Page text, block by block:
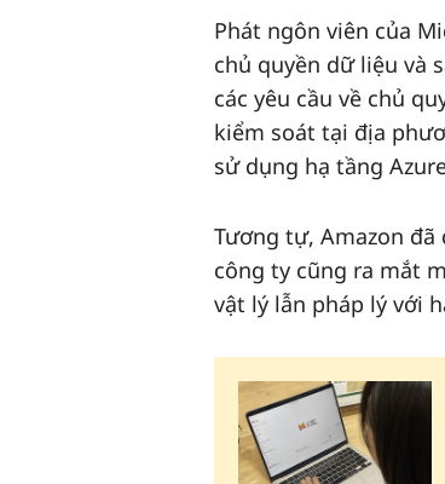
Phát ngôn viên của
chủ quyền dữ liệu và
các yêu cầu về chủ
kiểm soát tại địa
sử dụng hạ tầng
Tương tự, Amazon
công ty cũng ra mắt
vật lý lẫn pháp lý với